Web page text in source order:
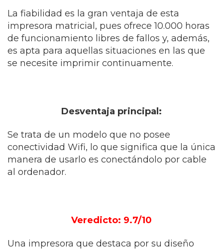
La fiabilidad es la gran ventaja de esta
impresora matricial, pues ofrece 10.000 horas
de funcionamiento libres de fallos y, además,
es apta para aquellas situaciones en las que
se necesite imprimir continuamente.
Desventaja principal:
Se trata de un modelo que no posee
conectividad Wifi, lo que significa que la única
manera de usarlo es conectándolo por cable
al ordenador.
Veredicto: 9.7/10
Una impresora que destaca por su diseño